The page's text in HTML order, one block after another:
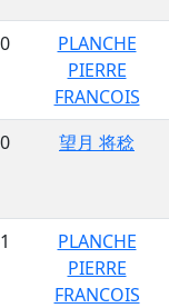
PLANCHE
PIERRE
FRANCOIS
望月 将稔
PLANCHE
PIERRE
FRANCOIS